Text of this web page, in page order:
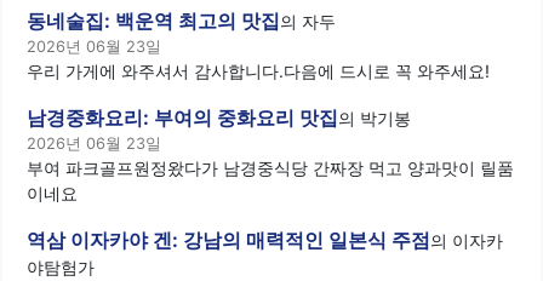
동네술집: 백운역 최고의 맛집의 자두
2026년 06월 23일
우리 가게에 와주셔서 감사합니다.다음에 드시로 꼭 와주세요!
남경중화요리: 부여의 중화요리 맛집의 박기봉
2026년 06월 23일
부여 파크골프원정왔다가 남경중식당 간짜장 먹고 양과맛이 릴품
이네요
역삼 이자카야 겐: 강남의 매력적인 일본식 주점의 이자카
야탐험가